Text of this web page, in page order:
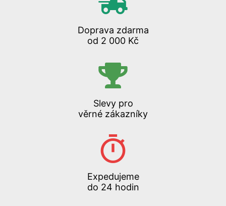
Doprava zdarma
od 2 000 Kč
Slevy pro
věrné zákazníky
Expedujeme
do 24 hodin